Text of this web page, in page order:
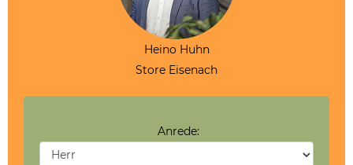
Heino Huhn
Store Eisenach
Anrede: